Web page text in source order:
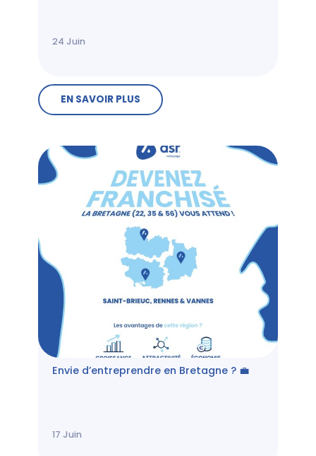
24 Juin
EN SAVOIR PLUS
Envie d’entreprendre en Bretagne ? 💼
17 Juin